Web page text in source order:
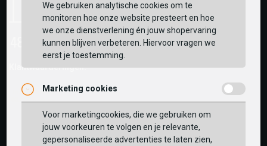
Klantwaarderingen:
We gebruiken analytische cookies om te
monitoren hoe onze website presteert en hoe
we onze dienstverlening én jouw shopervaring
kunnen blijven verbeteren. Hiervoor vragen we
eerst je toestemming.
Marketing cookies
Voor marketingcookies, die we gebruiken om
jouw voorkeuren te volgen en je relevante,
gepersonaliseerde advertenties te laten zien,